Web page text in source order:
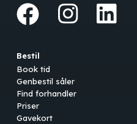
Bestil
Book tid
Genbestil såler
Find forhandler
Priser
Gavekort